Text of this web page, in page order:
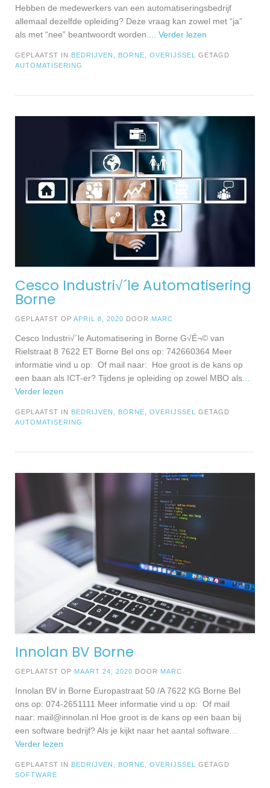
Hebben de medewerkers van een automatiseringsbedrijf
allemaal dezelfde opleiding? Deze vraag kan zowel met “ja”
als met “nee” beantwoordt worden.
... Verder lezen
GEPLAATST IN BEDRIJVEN BORNE OVERIJSSEL
GETAGD
AUTOMATISERING
Cesco Industri√´le Automatisering
Borne
GEPLAATST OP APRIL 8, 2020 DOOR MARC
Cesco Industri√´le Automatisering in Borne G√É¬© van
Rielstraat 8 7622 ET Borne Bel ons op: 742660364 Meer
informatie vind u op: Of mail naar: Hoe groot is de kans op
een baan als ICT-er? Tijdens je opleiding op zowel MBO als
Verder lezen
GEPLAATST IN BEDRIJVEN BORNE OVERIJSSEL
GETAGD
AUTOMATISERING
Innolan BV Borne
GEPLAATST OP MAART 24, 2020 DOOR MARC
Innolan BV in Borne Europastraat 50 /A 7622 KG Borne Bel
ons op: 074-2651111 Meer informatie vind u op: Of mail
naar: mail@innolan.nl Hoe groot is de kans op een baan bij
een software bedrijf? Als je kijkt naar het aantal software
Verder lezen
GEPLAATST IN BEDRIJVEN BORNE OVERIJSSEL
GETAGD
SOFTWARE